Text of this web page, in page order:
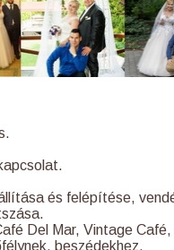
és felépítése,
Del Mar, Vintage
beszédekhez.